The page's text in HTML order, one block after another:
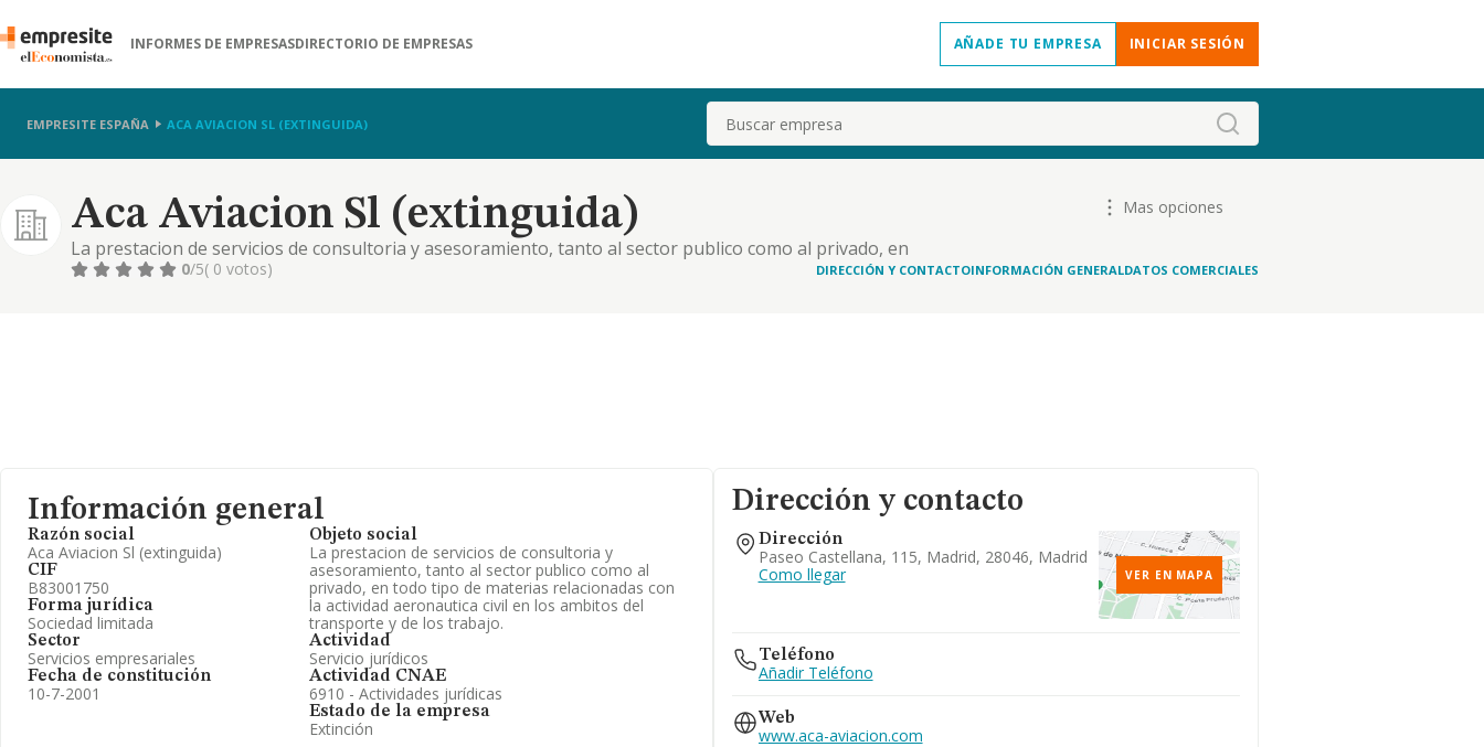
INFORMES DE EMPRESASDIRECTORIO DE EMPRESAS AÑADE TU EMPRESA INICIAR SESIÓN
EMPRESITE ESPAÑA ACA AVIACION SL (EXTINGUIDA) Buscar
Aca Aviacion Sl (extinguida)
La prestacion de servicios de consultoria y asesoramiento, tanto al sector publico como al privado, en
todo tipo de materias relacionadas con la actividad aeronautica civil en los ambitos del transporte y
Mas opciones
0/5( 0 votos) DIRECCIÓN Y CONTACTOINFORMACIÓN GENERALDATOS COMERCIALES
Información general
Razón social
Aca Aviacion Sl (extinguida)
CIF
B83001750
Forma jurídica
Sociedad limitada
Sector
Servicios empresariales
Fecha de constitución
10-7-2001
Objeto social
La prestacion de servicios de consultoria y
asesoramiento, tanto al sector publico como al
privado, en todo tipo de materias relacionadas con
la actividad aeronautica civil en los ambitos del
transporte y de los trabajo.
Actividad
Servicio jurídicos
Actividad CNAE
6910 - Actividades jurídicas
Estado de la empresa
Extinción
Dirección y contacto
Dirección
Paseo Castellana, 115, Madrid, 28046, Madrid
Como llegar
VER EN MAPA
Teléfono
Añadir Teléfono
Web
www.aca-aviacion.com